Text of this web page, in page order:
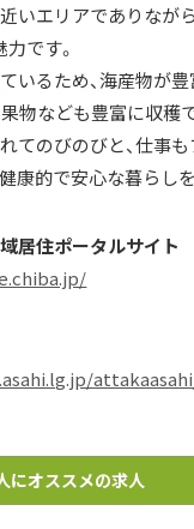
いエリアでありなが
です。
いるため、海産物が
果物なども豊富に収穫
てのびのびと、仕事
康的で安心な暮らし
居住ポータルサイト
にオススメの求人